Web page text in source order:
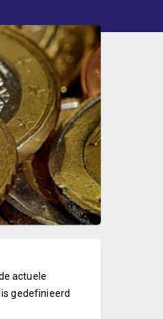
actuele
gedefinieerd